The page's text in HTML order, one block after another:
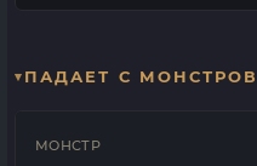
ПАДАЕТ С
МОНСТР